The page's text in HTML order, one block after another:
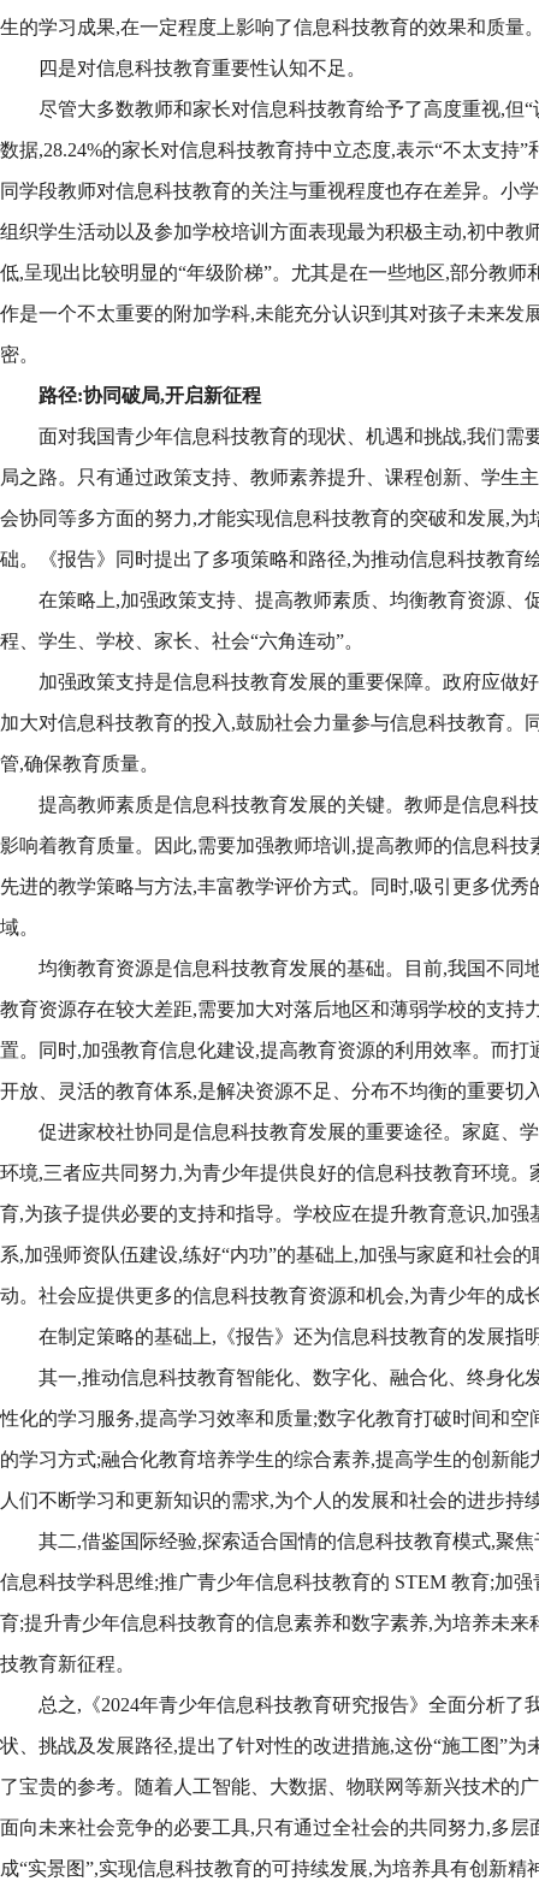
生的学习成果,在一定程度上影响了信息科技教育的效果和质量
四是对信息科技教育重要性认知不足。
尽管大多数教师和家长对信息科技教育给予了高度重视,但
数据,28.24%的家长对信息科技教育持中立态度,表示“不太支持”
同学段教师对信息科技教育的关注与重视程度也存在差异。小
组织学生活动以及参加学校培训方面表现最为积极主动,初中教
低,呈现出比较明显的“年级阶梯”。尤其是在一些地区,部分教师
作是一个不太重要的附加学科,未能充分认识到其对孩子未来发
密。
路径:协同破局,开启新征程
面对我国青少年信息科技教育的现状、机遇和挑战,我们需
局之路。只有通过政策支持、教师素养提升、课程创新、学生
会协同等多方面的努力,才能实现信息科技教育的突破和发展,为
础。《报告》同时提出了多项策略和路径,为推动信息科技教育
在策略上,加强政策支持、提高教师素质、均衡教育资源、
程、学生、学校、家长、社会“六角连动”。
加强政策支持是信息科技教育发展的重要保障。政府应做
加大对信息科技教育的投入,鼓励社会力量参与信息科技教育。
管,确保教育质量。
提高教师素质是信息科技教育发展的关键。教师是信息科
影响着教育质量。因此,需要加强教师培训,提高教师的信息科技
先进的教学策略与方法,丰富教学评价方式。同时,吸引更多优秀
域。
均衡教育资源是信息科技教育发展的基础。目前,我国不同
教育资源存在较大差距,需要加大对落后地区和薄弱学校的支持
置。同时,加强教育信息化建设,提高教育资源的利用效率。而打
开放、灵活的教育体系,是解决资源不足、分布不均衡的重要切
促进家校社协同是信息科技教育发展的重要途径。家庭、
环境,三者应共同努力,为青少年提供良好的信息科技教育环境。
育,为孩子提供必要的支持和指导。学校应在提升教育意识,加强
系,加强师资队伍建设,练好“内功”的基础上,加强与家庭和社会
动。社会应提供更多的信息科技教育资源和机会,为青少年的成
在制定策略的基础上,《报告》还为信息科技教育的发展指
其一,推动信息科技教育智能化、数字化、融合化、终身化
性化的学习服务,提高学习效率和质量;数字化教育打破时间和空
的学习方式;融合化教育培养学生的综合素养,提高学生的创新
人们不断学习和更新知识的需求,为个人的发展和社会的进步持
其二,借鉴国际经验,探索适合国情的信息科技教育模式,聚
信息科技学科思维;推广青少年信息科技教育的 STEM 教育;加
育;提升青少年信息科技教育的信息素养和数字素养,为培养未来
技教育新征程。
总之,《2024年青少年信息科技教育研究报告》全面分析了
状、挑战及发展路径,提出了针对性的改进措施,这份“施工图”为
了宝贵的参考。随着人工智能、大数据、物联网等新兴技术的
面向未来社会竞争的必要工具,只有通过全社会的共同努力,多层
成“实景图”,实现信息科技教育的可持续发展,为培养具有创新精